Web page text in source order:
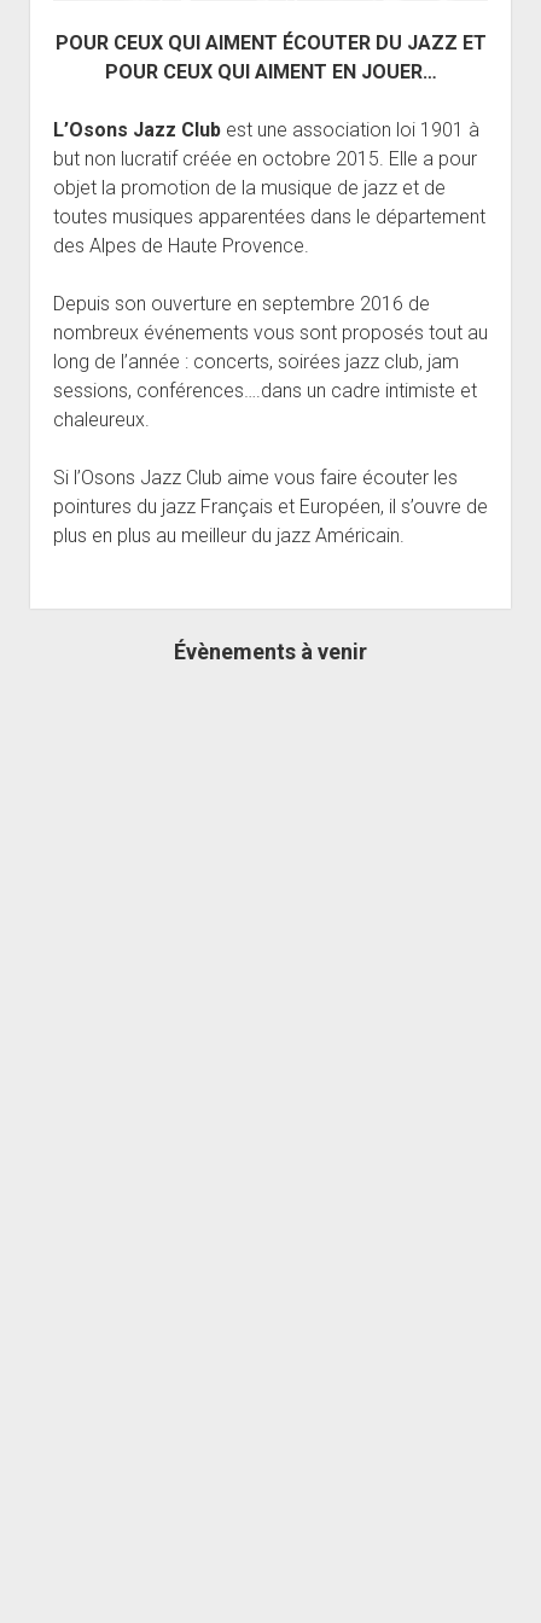
Rencontres départementales
Nos Equipements
dropdown
menu
Animer une soirée Jazz Club
Tarifs
Contact
POUR CEUX QUI AIMENT ÉCOUTER DU JAZZ ET
POUR CEUX QUI AIMENT EN JOUER…
L’Osons Jazz Clubest une association loi 1901 à
but non lucratif créée en octobre 2015. Elle a pour
objet la promotion de la musique de jazz et de
toutes musiques apparentées dans le département
des Alpes de Haute Provence.
Depuis son ouverture en septembre 2016 de
nombreux événements vous sont proposés tout au
long de l’année : concerts, soirées jazz club, jam
sessions, conférences….dans un cadre intimiste et
chaleureux.
Si l’Osons Jazz Club aime vous faire écouter les
pointures du jazz Français et Européen, il s’ouvre de
plus en plus au meilleur du jazz Américain.
Évènements à venir